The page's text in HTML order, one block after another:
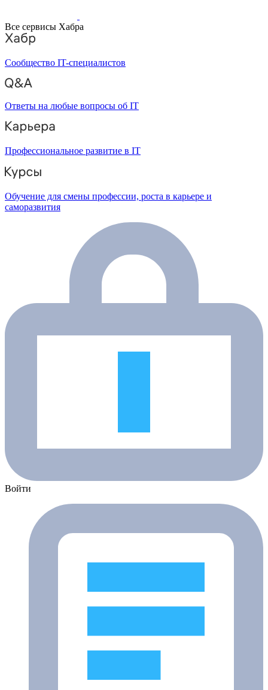
Все сервисы Хабра
Сообщество IT-специалистов
Ответы на любые вопросы об IT
Профессиональное развитие в IT
Обучение для смены профессии, роста в карьере и
саморазвития
Войти